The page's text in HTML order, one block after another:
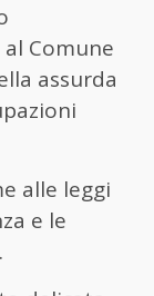
Comune
assurda
alle leggi
e le